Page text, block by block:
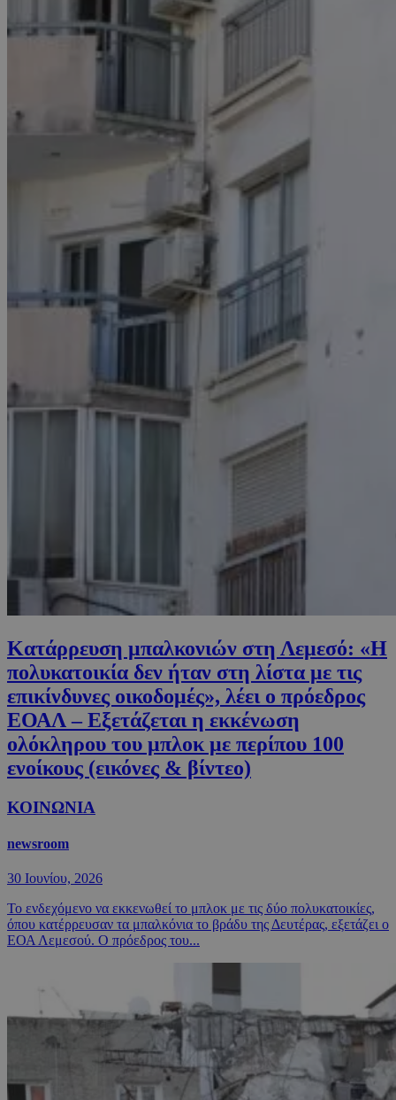
Κατάρρευση μπαλκονιών στη Λεμεσό: «Η
πολυκατοικία δεν ήταν στη λίστα με τις
επικίνδυνες οικοδομές», λέει ο πρόεδρος
ΕΟΑΛ – Εξετάζεται η εκκένωση
ολόκληρου του μπλοκ με περίπου 100
ενοίκους (εικόνες & βίντεο)
ΚΟΙΝΩΝΙΑ
newsroom
30 Ιουνίου, 2026
Το ενδεχόμενο να εκκενωθεί το μπλοκ με τις δύο πολυκατοικίες,
όπου κατέρρευσαν τα μπαλκόνια το βράδυ της Δευτέρας, εξετάζει ο
ΕΟΑ Λεμεσού. Ο πρόεδρος του...